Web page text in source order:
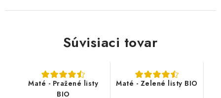
Súvisiaci tovar
Maté - Pražené listy
BIO
Maté - Zelené listy BIO